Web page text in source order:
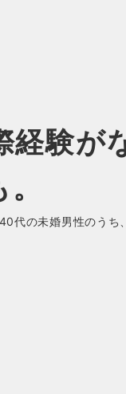
経験が
代の未婚男性のうち